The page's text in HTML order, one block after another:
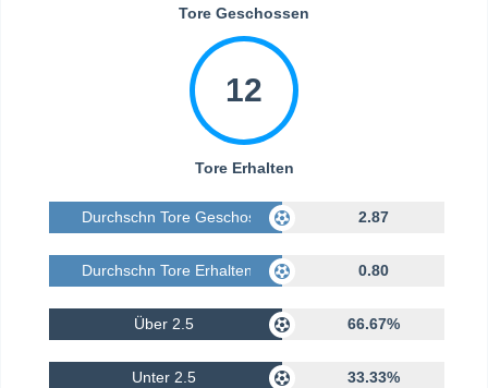
Tore Geschossen
12
Tore Erhalten
Durchschn Tore Geschossen 2.87
Durchschn Tore Erhalten 0.80
Über 2.5 66.67%
Unter 2.5 33.33%